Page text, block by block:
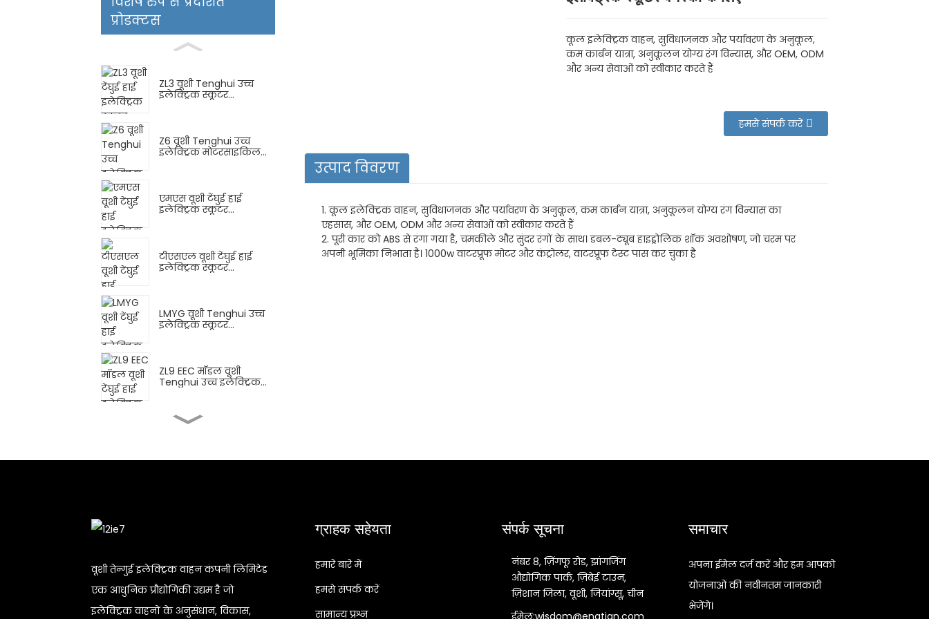
प्रोडक्टस
ZL3 वूशी Tenghui उच्च
इलेक्ट्रिक स्कूटर...
Z6 वूशी Tenghui उच्च
इलेक्ट्रिक मोटरसाइकिल...
एमएस वूशी टेंघुई हाई
इलेक्ट्रिक स्कूटर...
टीएसएल वूशी टेंघुई हाई
इलेक्ट्रिक स्कूटर...
LMYG वूशी Tenghui उच्च
इलेक्ट्रिक स्कूटर...
ZL9 EEC मॉडल वूशी
Tenghui उच्च इलेक्ट्रिक...
FY वूशी Tenghui उच्च
इलेक्ट्रिक मोटर...
कूल इलेक्ट्रिक वाहन, सुविधाजनक और पर्यावरण के अनुकूल,
कम कार्बन यात्रा, अनुकूलन योग्य रंग विन्यास, और OEM, ODM
और अन्य सेवाओं को स्वीकार करते हैं
हमसे संपर्क करें
उत्पाद विवरण
1. कूल इलेक्ट्रिक वाहन, सुविधाजनक और पर्यावरण के अनुकूल, कम कार्बन यात्रा, अनुकूलन योग्य रंग विन्यास का
एहसास, और OEM, ODM और अन्य सेवाओं को स्वीकार करते हैं
2. पूरी कार को ABS से रंगा गया है, चमकीले और सुंदर रंगों के साथ। डबल-ट्यूब हाइड्रोलिक शॉक अवशोषण, जो चरम पर
अपनी भूमिका निभाता है। 1000w वाटरप्रूफ मोटर और कंट्रोलर, वाटरप्रूफ टेस्ट पास कर चुका है
वूशी तेन्गुई इलेक्ट्रिक वाहन कंपनी लिमिटेड
एक आधुनिक प्रौद्योगिकी उद्यम है जो
इलेक्ट्रिक वाहनों के अनुसंधान, विकास,
ग्राहक सहेयता
हमारे बारे में
हमसे संपर्क करें
सामान्य प्रश्न
संपर्क सूचना
नंबर 8, ज़िंगफू रोड, झांगजिंग
औद्योगिक पार्क, ज़िबेई टाउन,
ज़िशान जिला, वूशी, जियांग्सू, चीन
ईमेल:wisdom@engtian.com
समाचार
अपना ईमेल दर्ज करें और हम आपको
योजनाओं की नवीनतम जानकारी
भेजेंगे।